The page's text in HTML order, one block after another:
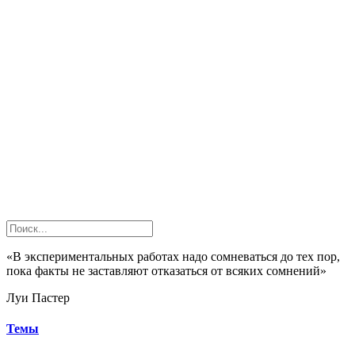
«В экспериментальных работах надо сомневаться до тех пор,
пока факты не заставляют отказаться от всяких сомнений»
Луи Пастер
Темы